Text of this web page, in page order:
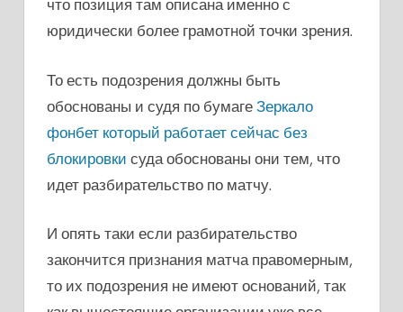
что позиция там описана именно с
юридически более грамотной точки зрения.
То есть подозрения должны быть
обоснованы и судя по бумагеЗеркало
фонбет который работает сейчас без
блокировки суда обоснованы они тем, что
идет разбирательство по матчу.
И опять таки если разбирательство
закончится признания матча правомерным,
то их подозрения не имеют оснований, так